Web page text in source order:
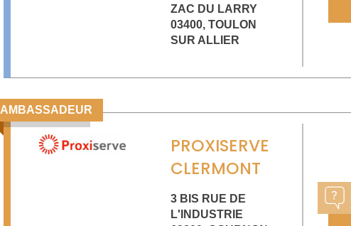
ZAC DU LARRY
03400,TOULON
SUR ALLIER
AMBASSADEUR
PROXISERVE
CLERMONT
3 BIS RUE DE
L'INDUSTRIE